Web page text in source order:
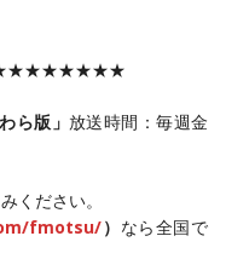
ら版」 放送時間：毎週金
ください。
fmotsu/） なら全国で